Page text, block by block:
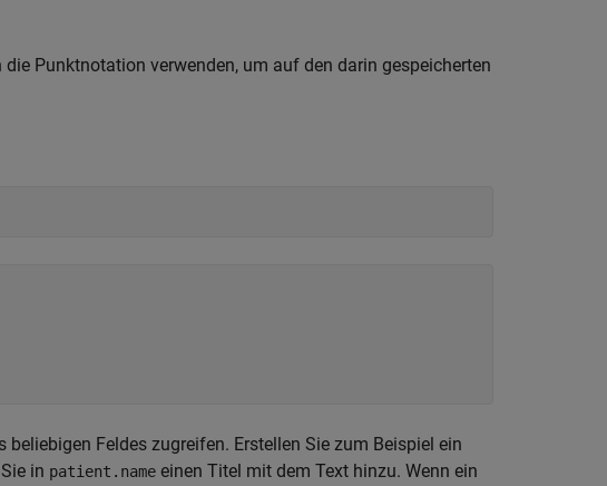
Punktnotation verwenden, um auf den darin gespeicherten
Feldes zugreifen. Erstellen Sie zum Beispiel ein
in patient.name einen Titel mit dem Text hinzu. Wenn ein